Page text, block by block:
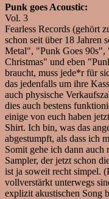
Punk goes Acoustic:
Vol. 3
Fearless Records (gehört
schon seit über 18 Jahren
Metal", "Punk Goes 90s",
Christmas" und eben
braucht, muss jede*r für
das jedenfalls um ihre
auch physische
dies auch bestens
einige von euch haben
Shirt. Ich bin, was das
abgestumpft, als dass ich
Somit gehe ich dann auch
Sampler, der jetzt schon
ist ja soweit recht simpel.
vollverstärkt unterwegs
explizit akustischen Song